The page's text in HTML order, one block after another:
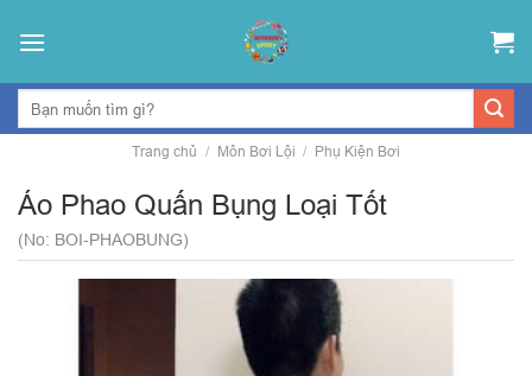
Trang chủ / Môn Bơi Lội / Phụ Kiện Bơi
Áo Phao Quấn Bụng Loại Tốt
(No: BOI-PHAOBUNG)